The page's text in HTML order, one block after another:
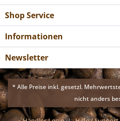
Shop Service
Informationen
Newsletter
* Alle Preise inkl. gesetzl.
nicht anders